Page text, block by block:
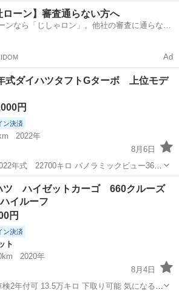
ＢＳ ＣＤ ミュー
ックプレイヤー接
続可 Ｂｌｕｅｔｏ
ール （車検整備
ド ＥＴＣ 純正１
５インチアルミ オ
ートライト オート
ローン】審査通らない方へ
ンなら「じしゃロン」。他社の審査に通らなか
Ad
式ダイハツタフトGターボ 上位モデ
円
ン決済
2022年
8月6日
年式 22700キロ パノラミックビュー360°
取り可能 値下げ交渉可能 現金引換又は銀
行振込でお願い致します お気軽にメッセージお願いお願い致します！
駅 ダイハツ
ツ ハイゼットカーゴ 660クルーズ
イルーフ
円
ン決済
ト
2020年
8月4日
付可 13.5万キロ 下取り可能 気になるこ